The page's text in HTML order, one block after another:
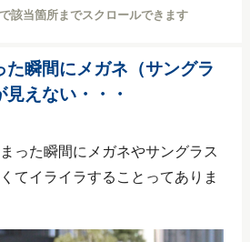
該当箇所までスクロールできます
た瞬間にメガネ（サングラ
えない・・・
った瞬間にメガネやサングラス
てイライラすることってありま